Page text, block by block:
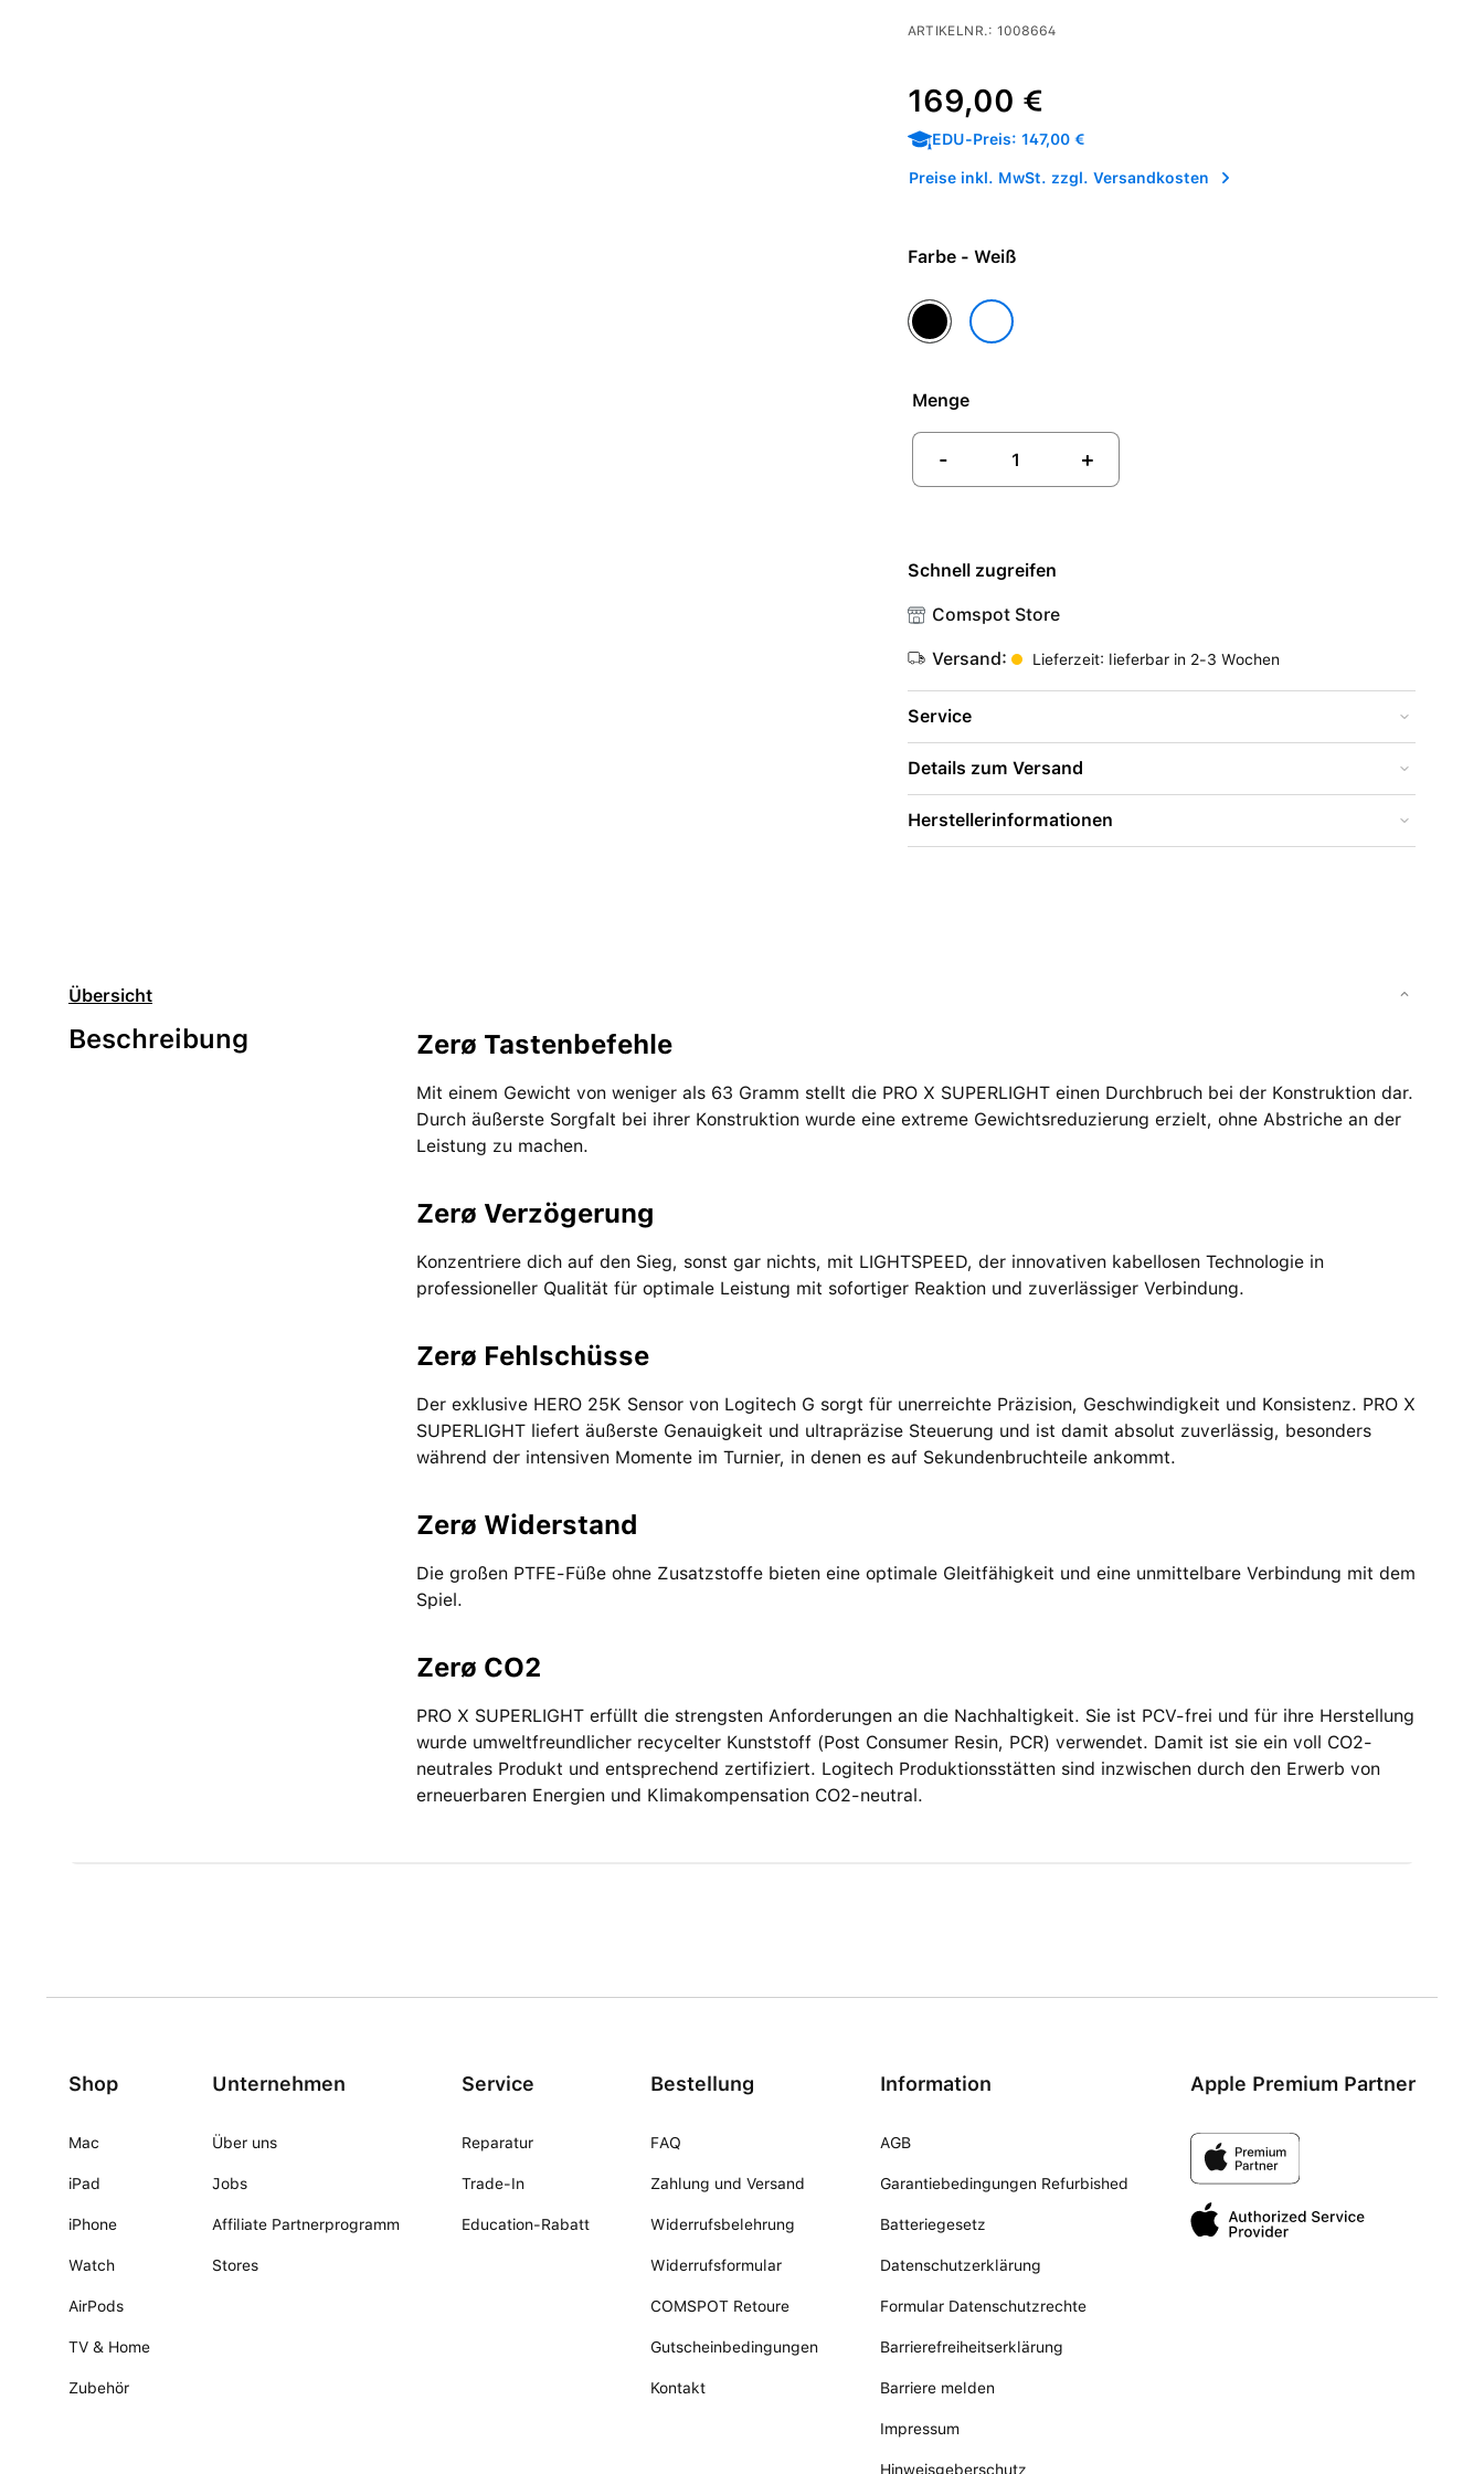
ARTIKELNR.: 1008664
Verkaufspreis:
Regulärer Preis:
169,00 €
EDU-Preis: 147,00 €
Preise inkl. MwSt. zzgl. Versandkosten
Farbe - Weiß
SchwarzWeiß
Menge
- +
Schnell zugreifen
Comspot Store
Versand: Lieferzeit: lieferbar in 2-3 Wochen
Service
Details zum Versand
Herstellerinformationen
Übersicht
Beschreibung Zerø Tastenbefehle
Mit einem Gewicht von weniger als 63 Gramm stellt die PRO X SUPERLIGHT einen Durchbruch bei der Konstruktion dar.
Durch äußerste Sorgfalt bei ihrer Konstruktion wurde eine extreme Gewichtsreduzierung erzielt, ohne Abstriche an der
Leistung zu machen.
Zerø Verzögerung
Konzentriere dich auf den Sieg, sonst gar nichts, mit LIGHTSPEED, der innovativen kabellosen Technologie in
professioneller Qualität für optimale Leistung mit sofortiger Reaktion und zuverlässiger Verbindung.
Zerø Fehlschüsse
Der exklusive HERO 25K Sensor von Logitech G sorgt für unerreichte Präzision, Geschwindigkeit und Konsistenz. PRO X
SUPERLIGHT liefert äußerste Genauigkeit und ultrapräzise Steuerung und ist damit absolut zuverlässig, besonders
während der intensiven Momente im Turnier, in denen es auf Sekundenbruchteile ankommt.
Zerø Widerstand
Die großen PTFE-Füße ohne Zusatzstoffe bieten eine optimale Gleitfähigkeit und eine unmittelbare Verbindung mit dem
Spiel.
Zerø CO2
PRO X SUPERLIGHT erfüllt die strengsten Anforderungen an die Nachhaltigkeit. Sie ist PCV-frei und für ihre Herstellung
wurde umweltfreundlicher recycelter Kunststoff (Post Consumer Resin, PCR) verwendet. Damit ist sie ein voll CO2-
neutrales Produkt und entsprechend zertifiziert. Logitech Produktionsstätten sind inzwischen durch den Erwerb von
erneuerbaren Energien und Klimakompensation CO2-neutral.
Shop
Mac
iPad
iPhone
Watch
AirPods
TV & Home
Zubehör
Unternehmen
Über uns
Jobs
Affiliate Partnerprogramm
Stores
Service
Reparatur
Trade-In
Education-Rabatt
Bestellung
FAQ
Zahlung und Versand
Widerrufsbelehrung
Widerrufsformular
COMSPOT Retoure
Gutscheinbedingungen
Kontakt
Information
AGB
Garantiebedingungen Refurbished
Batteriegesetz
Datenschutzerklärung
Formular Datenschutzrechte
Barrierefreiheitserklärung
Barriere melden
Impressum
Hinweisgeberschutz
Apple Premium Partner